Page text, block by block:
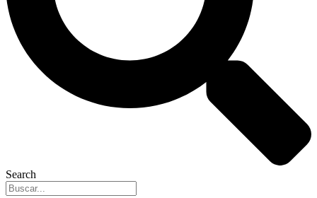
Search